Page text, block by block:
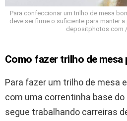
Para confeccionar um trilho de mesa
deve ser firme o suficiente para manter
depositphotos.com
Como fazer trilho de mesa
Para fazer um trilho de mesa
com uma correntinha base
segue trabalhando carreiras